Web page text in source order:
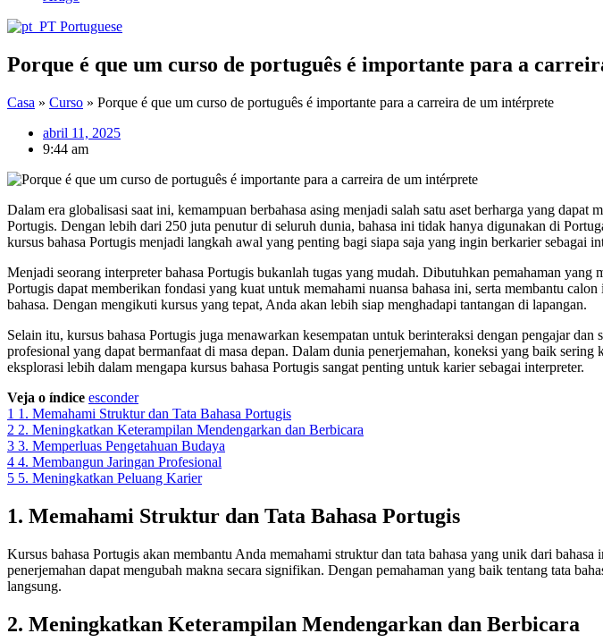
Portuguese
Porque é que um curso de português é importante para a
Casa » Curso » Porque é que um curso de português é importante para a carreira de um intérprete
abril 11, 2025
9:44 am
Dalam era globalisasi saat ini, kemampuan berbahasa asing menjadi salah satu aset berharga yang
Portugis. Dengan lebih dari 250 juta penutur di seluruh dunia, bahasa ini tidak hanya digunakan di
kursus bahasa Portugis menjadi langkah awal yang penting bagi siapa saja yang ingin berkarier sebagai
Menjadi seorang interpreter bahasa Portugis bukanlah tugas yang mudah. Dibutuhkan pemahaman
Portugis dapat memberikan fondasi yang kuat untuk memahami nuansa bahasa ini, serta membantu
bahasa. Dengan mengikuti kursus yang tepat, Anda akan lebih siap menghadapi tantangan di lapangan.
Selain itu, kursus bahasa Portugis juga menawarkan kesempatan untuk berinteraksi dengan pengajar
profesional yang dapat bermanfaat di masa depan. Dalam dunia penerjemahan, koneksi yang baik
eksplorasi lebih dalam mengapa kursus bahasa Portugis sangat penting untuk karier sebagai interpreter.
Veja o índice esconder
1 1. Memahami Struktur dan Tata Bahasa Portugis
2 2. Meningkatkan Keterampilan Mendengarkan dan Berbicara
3 3. Memperluas Pengetahuan Budaya
4 4. Membangun Jaringan Profesional
5 5. Meningkatkan Peluang Karier
1. Memahami Struktur dan Tata Bahasa Portugis
Kursus bahasa Portugis akan membantu Anda memahami struktur dan tata bahasa yang unik dari
penerjemahan dapat mengubah makna secara signifikan. Dengan pemahaman yang baik tentang tata
langsung.
2. Meningkatkan Keterampilan Mendengarkan dan Berbicara